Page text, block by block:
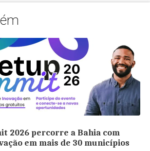
2026 percorre a Bahia com
em mais de 30 municípios